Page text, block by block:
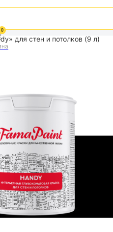
0
для стен и потолков (9 л)